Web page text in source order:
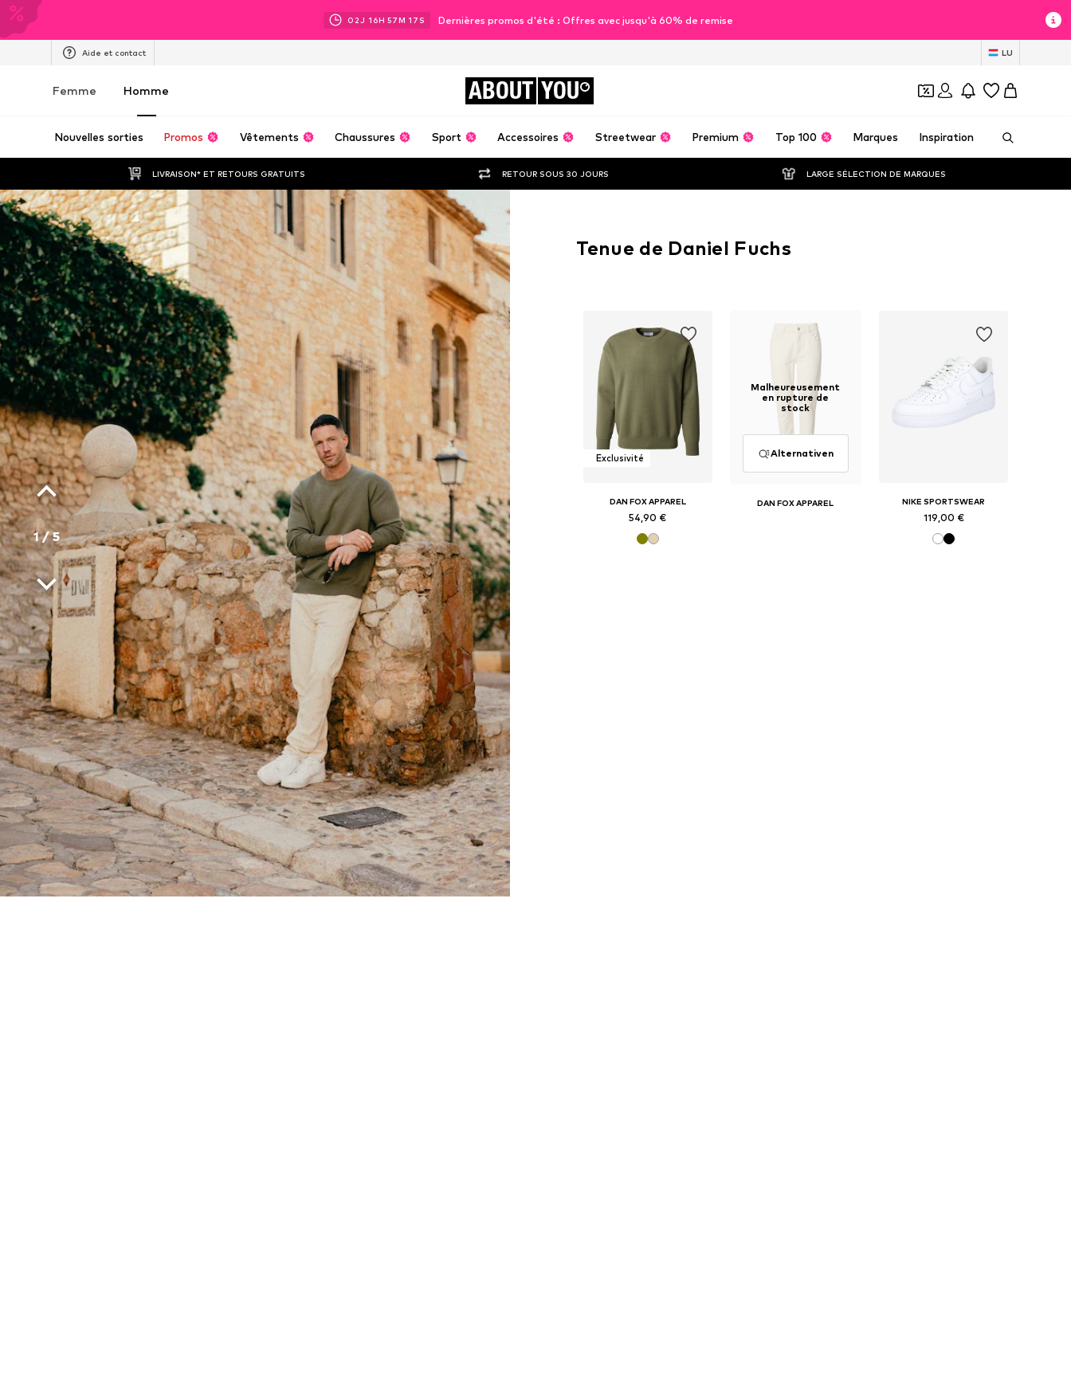
02J 16H 57M 16 S Dernières promos d'été : Offres avec jusqu'à 60% de remise
Aide et contact LU
Femme Homme ABOUT YOU
Nouvelles sorties Promos Vêtements Chaussures Sport Accessoires Streetwear Premium Top 100 Marques Inspiration
LIVRAISON* ET RETOURS GRATUITS RETOUR SOUS 30 JOURS LARGE SÉLECTION DE MARQUES
1/5
Tenue de Daniel Fuchs
Exclusivité
DAN FOX APPAREL
54,90 €
Malheureusement
en rupture de
stock
Alternativen
DAN FOX APPAREL NIKE SPORTSWEAR
119,00 €